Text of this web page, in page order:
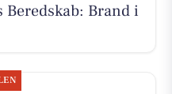
Brand i